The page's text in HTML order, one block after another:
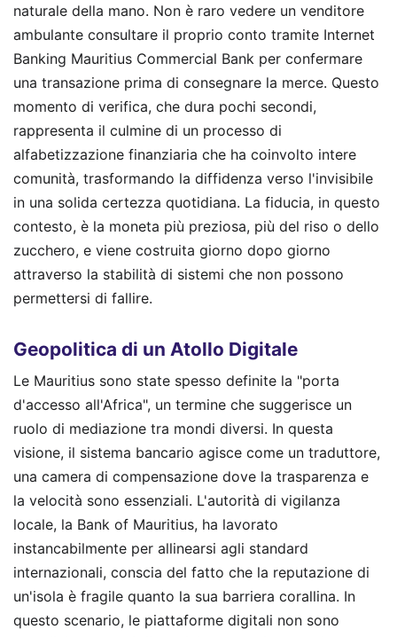
naturale della mano. Non è raro vedere un venditore
ambulante consultare il proprio conto tramite Internet
Banking Mauritius Commercial Bank per confermare
una transazione prima di consegnare la merce. Questo
momento di verifica, che dura pochi secondi,
rappresenta il culmine di un processo di
alfabetizzazione finanziaria che ha coinvolto intere
comunità, trasformando la diffidenza verso l'invisibile
in una solida certezza quotidiana. La fiducia, in questo
contesto, è la moneta più preziosa, più del riso o dello
zucchero, e viene costruita giorno dopo giorno
attraverso la stabilità di sistemi che non possono
permettersi di fallire.
Geopolitica di un Atollo Digitale
Le Mauritius sono state spesso definite la "porta
d'accesso all'Africa", un termine che suggerisce un
ruolo di mediazione tra mondi diversi. In questa
visione, il sistema bancario agisce come un traduttore,
una camera di compensazione dove la trasparenza e
la velocità sono essenziali. L'autorità di vigilanza
locale, la Bank of Mauritius, ha lavorato
instancabilmente per allinearsi agli standard
internazionali, conscia del fatto che la reputazione di
un'isola è fragile quanto la sua barriera corallina. In
questo scenario, le piattaforme digitali non sono